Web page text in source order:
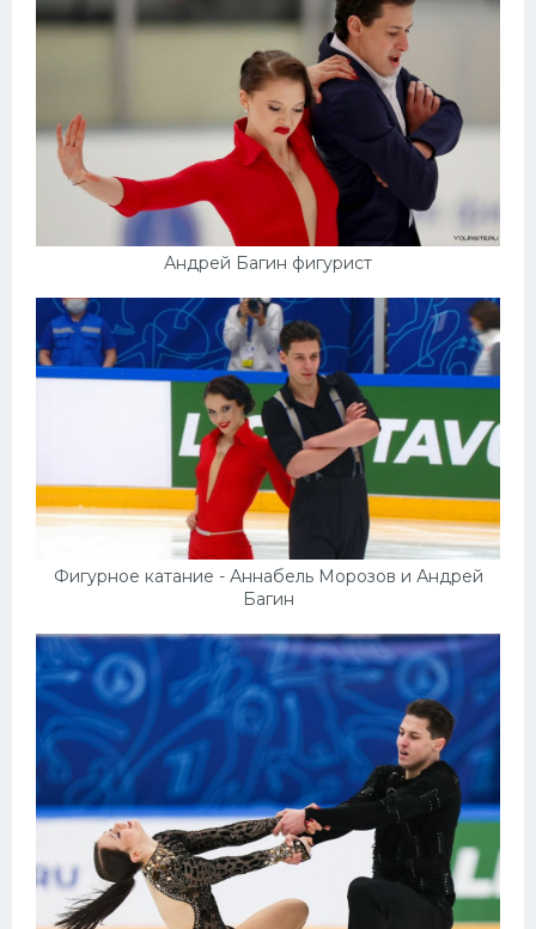
Андрей Багин фигурист
Фигурное катание - Аннабель Морозов и Андрей
Багин